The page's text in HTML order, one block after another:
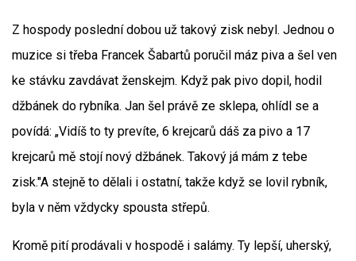
Z hospody poslední dobou už takový zisk nebyl. Jednou o
muzice si třeba Francek Šabartů poručil máz piva a šel ven
ke stávku zavdávat ženskejm. Když pak pivo dopil, hodil
džbánek do rybníka. Jan šel právě ze sklepa, ohlídl se a
povídá: „Vidíš to ty prevíte, 6 krejcarů dáš za pivo a 17
krejcarů mě stojí nový džbánek. Takový já mám z tebe
zisk."A stejně to dělali i ostatní, takže když se lovil rybník,
byla v něm vždycky spousta střepů.
Kromě pití prodávali v hospodě i salámy. Ty lepší, uherský,